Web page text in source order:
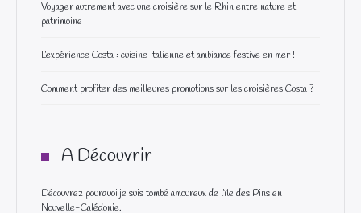
Voyager autrement avec une croisière sur le Rhin entre nature et
patrimoine
L’expérience Costa : cuisine italienne et ambiance festive en mer !
Comment profiter des meilleures promotions sur les croisières Costa ?
A Découvrir
Découvrez pourquoi je suis tombé amoureux de l’île des Pins en
Nouvelle-Calédonie.